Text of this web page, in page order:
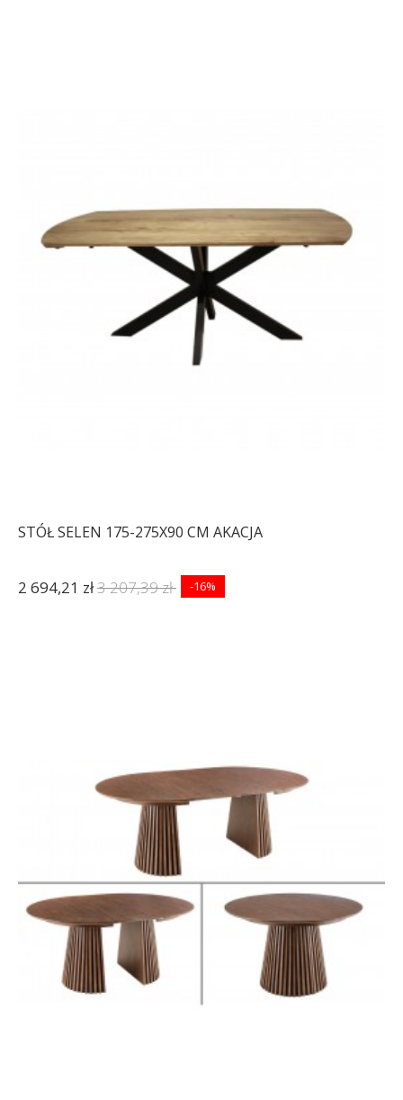
STÓŁ SELEN 175-275X90 CM AKACJA
2 694,21 zł3 207,39 zł -16%